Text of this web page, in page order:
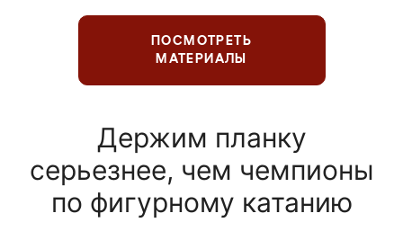
ПОСМОТРЕТЬ
МАТЕРИАЛЫ
Держим планку
серьезнее, чем чемпионы
по фигурному катанию